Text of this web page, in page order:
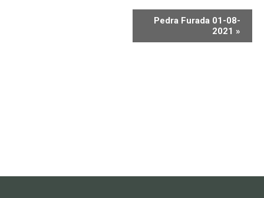
Pedra Furada 01-08-
2021 »